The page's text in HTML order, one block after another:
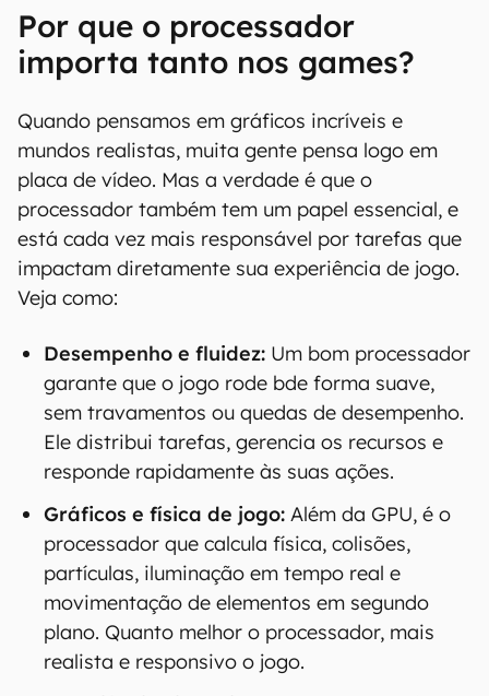
Por que o processador
importa tanto nos games?
Quando pensamos em gráficos incríveis e
mundos realistas, muita gente pensa logo em
placa de vídeo. Mas a verdade é que o
processador também tem um papel essencial, e
está cada vez mais responsável por tarefas que
impactam diretamente sua experiência de jogo.
Veja como:
Desempenho e fluidez: Um bom processador
garante que o jogo rode bde forma suave,
sem travamentos ou quedas de desempenho.
Ele distribui tarefas, gerencia os recursos e
responde rapidamente às suas ações.
Gráficos e física de jogo: Além da GPU, é o
processador que calcula física, colisões,
partículas, iluminação em tempo real e
movimentação de elementos em segundo
plano. Quanto melhor o processador, mais
realista e responsivo o jogo.